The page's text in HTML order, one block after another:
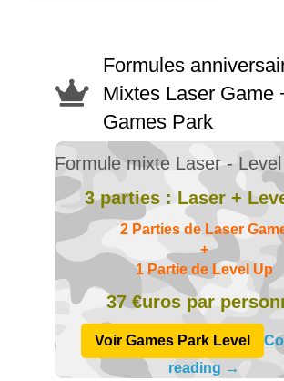
Formules
Mixtes Laser Game
Games Park
Formule mixte Laser -
3 parties : Laser +
2 Parties de Laser
+
1 Partie de Level Up
37 €uros par
Voir Games Park Level
reading →